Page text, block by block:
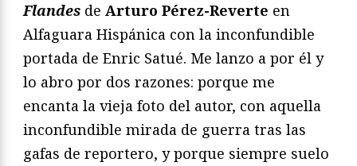
Flandes de Arturo Pérez-Reverte en
Alfaguara Hispánica con la inconfundible
portada de Enric Satué. Me lanzo a por él y
lo abro por dos razones: porque me
encanta la vieja foto del autor, con aquella
inconfundible mirada de guerra tras las
gafas de reportero, y porque siempre suelo